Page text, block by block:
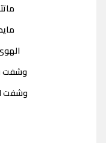
وشفت
وشفت